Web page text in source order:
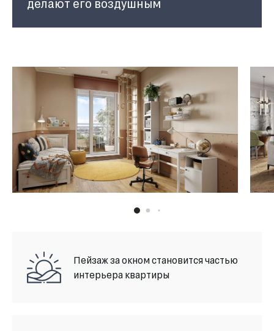
делают его воздушным
Пейзаж за окном становится частью
интерьера квартиры